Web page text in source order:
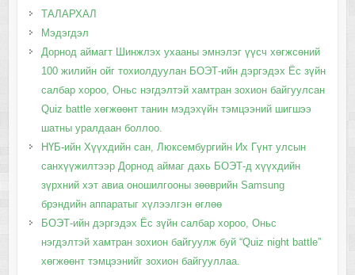
ТАЛАРХАЛ
Мэдэгдэл
Дорнод аймагт Шинжлэх ухааны эмнэлэг үүсч хөгжсөний
100 жилийн ойг тохиолдуулан БОЭТ-ийн дэргэдэх Ёс зүйн
салбар хороо, Оньс нэгдэлтэй хамтран зохион байгуулсан
Quiz battle хөгжөөнт танин мэдэхүйн тэмцээний шигшээ
шатны уралдаан боллоо.
НҮБ-ийн Хүүхдийн сан, Люксембургийн Их Гүнт улсын
санхүүжилтээр Дорнод аймаг дахь БОЭТ-д хүүхдийн
зүрхний хэт авиа оношилгооны зөөврийн Samsung
брэндийн аппаратыг хүлээлгэн өглөө
БОЭТ-ийн дэргэдэх Ёс зүйн салбар хороо, Оньс
нэгдэлтэй хамтран зохион байгуулж буй “Quiz night battle”
хөгжөөнт тэмцээнийг зохион байгууллаа.